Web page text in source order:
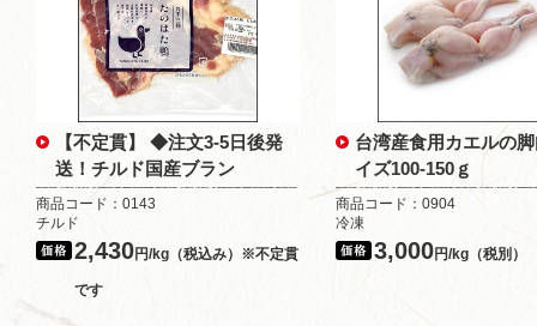
【不定貫】 ◆注文3-5日後発
送！チルド国産ブラン
商品コード：0143
チルド
2,430円/kg（税込み）※不定貫
です
台湾産食用カエルの
イズ100-150ｇ
商品コード：0904
冷凍
3,000円/kg（税別）